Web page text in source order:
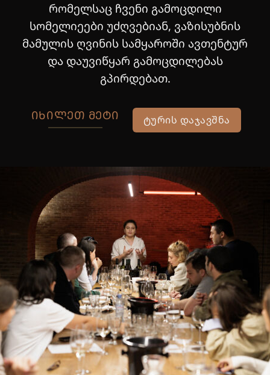
რომელსაც ჩვენი გამოცდილი
სომელიეები უძღვებიან, ვაზისუბნის
მამულის ღვინის სამყაროში ავთენტურ
და დაუვიწყარ გამოცდილებას
გპირდებათ.
ᲘᲮᲘᲚᲔᲗ ᲛᲔᲢᲘ ᲢᲣᲠᲘᲡ ᲓᲐᲯᲐᲕᲨᲜᲐ